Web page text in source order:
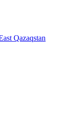
Qazaqstan